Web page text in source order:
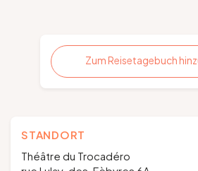
Zum Reisetagebuch
STANDORT
Théâtre du Trocadéro